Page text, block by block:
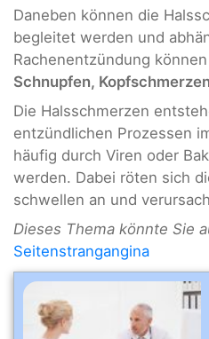
Daneben können die
begleitet werden und
Rachenentzündung
Schnupfen,
Die Halsschmerzen
entzündlichen Prozessen
häufig durch Viren oder
werden. Dabei röten sich
schwellen an und
Dieses Thema könnte Sie
Seitenstrangangina